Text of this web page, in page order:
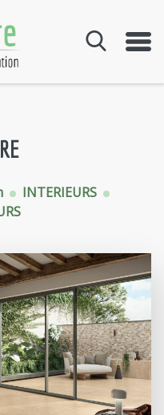
INTERIEURS